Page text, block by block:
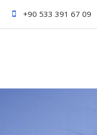
+90 533 391 67 09